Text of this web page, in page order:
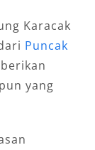
Karacak
Puncak
yang